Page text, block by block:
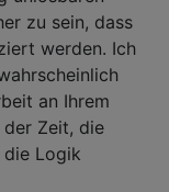
zu sein, dass
werden. Ich
an Ihrem
Zeit, die
Logik